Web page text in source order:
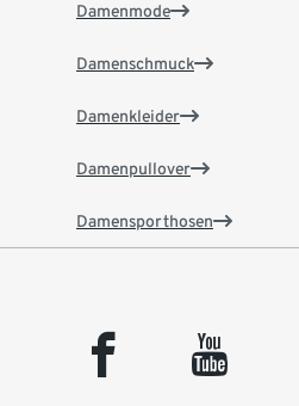
Damenmode
Damenschmuck
Damenkleider
Damenpullover
Damensporthosen
facebook youtube